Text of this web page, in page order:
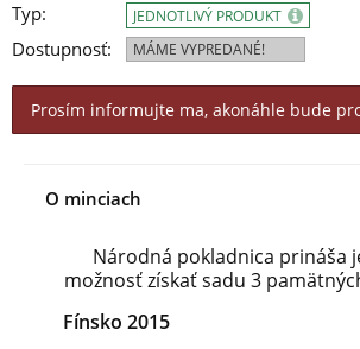
Typ:
Dostupnosť:
JEDNOTLIVÝ PRODUKT
MÁME VYPREDANÉ!
Prosím informujte ma, akonáhle bude
O minciach
Národná pokladnica prináša
možnosť získať sadu 3
Fínsko 2015